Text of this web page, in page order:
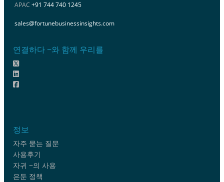
APAC +91 744 740 1245
sales@fortunebusinessinsights.com
연결하다 ~와 함께 우리를
정보
자주 묻는 질문
사용후기
자귀 ~의 사용
은둔 정책